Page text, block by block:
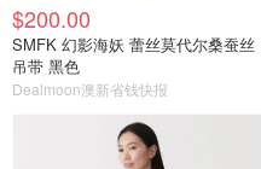
$200.00
SMFK 幻影海妖 蕾丝莫代尔桑蚕丝
吊带 黑色
Dealmoon澳新省钱快报